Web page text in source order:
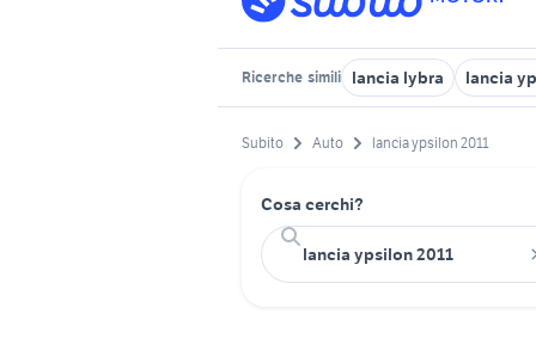
Ricerche simili lancia lybra lancia
Subito Auto lancia ypsilon 2011
Cosa cerchi?